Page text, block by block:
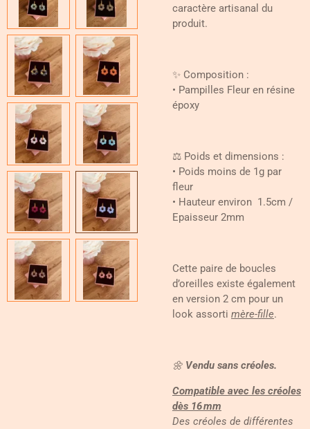
caractère artisanal du
produit.
✨ Composition :
• Pampilles Fleur en résine
époxy
⚖️ Poids et dimensions :
• Poids moins de 1g par
fleur
• Hauteur environ 1.5cm /
Epaisseur 2mm
Cette paire de boucles
d’oreilles existe également
en version 2 cm pour un
look assorti mère-fille.
🌼 Vendu sans créoles.
Compatible avec les créoles
dès 16 mm
Des créoles de différentes